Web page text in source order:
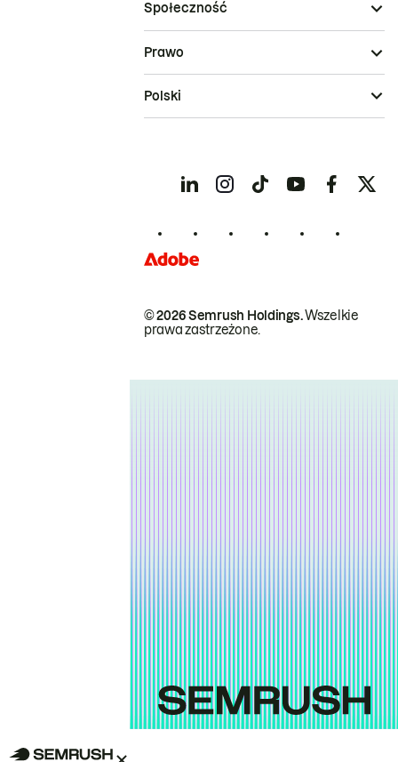
Społeczność
© 2026 Semrush Holdings.Wszelkie
prawa zastrzeżone.
Prawo
Polski